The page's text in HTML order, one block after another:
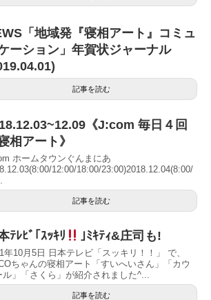
「地域発『寝相アート』コミュ
ーション」年賀状ジャーナル
記事を読む
《J:com 毎日４回
相アート》
ホームタウンぐんまにあ
12:00/18:00/23:00)2018.12.04(8:00/
記事を読む
ﾃﾚﾋﾞ｢ｽｯｷﾘ ｣ﾐｷﾃｨ&庄司も!
年10月5日 日本テレビ「スッキリ！！」 で、
ちゃんの寝相アート「すいへいさん」「カウ
ル」「さくら」が紹介されました^...
記事を読む